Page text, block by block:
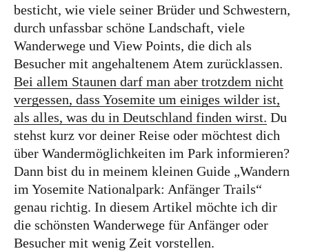
Amerika
Kanada
USA
Westküste
Ostküste
Hawaii
Asien
China
Japan
Südkorea
besticht, wie viele seiner Brüder und Schwestern,
durch unfassbar schöne Landschaft, viele
Wanderwege und View Points, die dich als
Besucher mit angehaltenem Atem zurücklassen.
Bei allem Staunen darf man aber trotzdem nicht
vergessen, dass Yosemite um einiges wilder ist,
als alles, was du in Deutschland finden wirst. Du
stehst kurz vor deiner Reise oder möchtest dich
über Wandermöglichkeiten im Park informieren?
Dann bist du in meinem kleinen Guide „Wandern
im Yosemite Nationalpark: Anfänger Trails“
genau richtig. In diesem Artikel möchte ich dir
die schönsten Wanderwege für Anfänger oder
Besucher mit wenig Zeit vorstellen.